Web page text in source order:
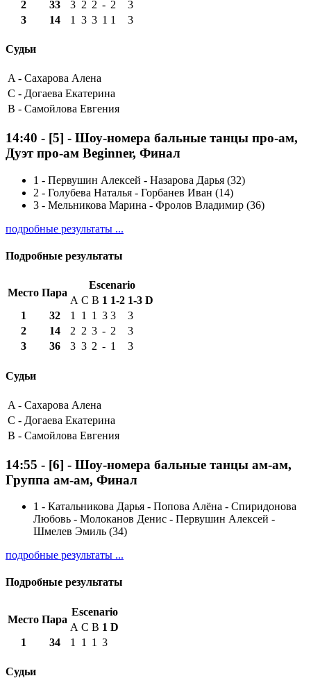
2 33 3 2 2 - 2
3
3
14 1 3 3 1 1 3
Судьи
A - Сахарова Алена
C - Догаева Екатерина
B - Самойлова Евгения
14:40 - [5] - Шоу-номера бальные танцы про-ам,
Дуэт про-ам Beginner, Финал
1 - Первушин Алексей - Назарова Дарья (32)
2 - Голубева Наталья - Горбанев Иван (14)
3 - Мельникова Марина - Фролов Владимир (36)
подробные результаты ...
Подробные результаты
Место Пара
Escenario
A C B 1 1-2 1-3 D
1
32 1 1 1 3 3
3
2
14 2 2 3 - 2
3
3
36 3 3 2 - 1 3
Судьи
A - Сахарова Алена
C - Догаева Екатерина
B - Самойлова Евгения
14:55 - [6] - Шоу-номера бальные танцы ам-ам,
Группа ам-ам, Финал
1 - Катальникова Дарья - Попова Алёна - Спиридонова
Любовь - Молоканов Денис - Первушин Алексей -
Шмелев Эмиль (34)
подробные результаты ...
Подробные результаты
Место Пара
Escenario
A C B 1 D
1
34 1 1 1 3
Судьи